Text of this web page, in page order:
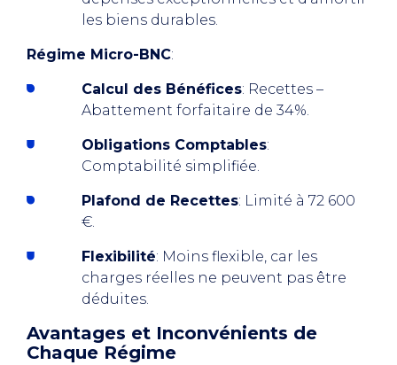
les biens durables.
Régime Micro-BNC:
Calcul des Bénéfices: Recettes –
Abattement forfaitaire de 34%.
Obligations Comptables:
Comptabilité simplifiée.
Plafond de Recettes: Limité à 72 600
€.
Flexibilité: Moins flexible, car les
charges réelles ne peuvent pas être
déduites.
Avantages et Inconvénients de
Chaque Régime